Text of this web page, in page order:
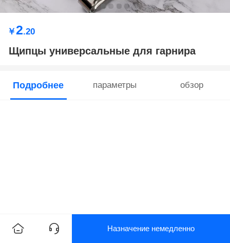
￥2.20
Щипцы универсальные для гарнира
Подробнее параметры обзор
Назначение немедленно